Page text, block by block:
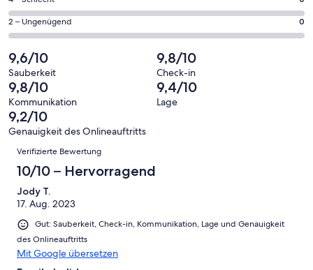
haben
eine
Bewertung
von
10
-
Hervorragend
Gästebewertungen
haben
Bewertung
von
8
-
Gut
insgesamt
15
Gästebewertungen
haben
eine
Bewertung
von
6
-
Okay
von
insgesamt
Gästebewertungen
haben
eine
Bewertung
von
4
Schlecht
0
von
insgesamt
15
Gästebewertungen
haben
eine
Bewertung
Ungenügend
2 – Ungenügend 0
9,6/10
Sauberkeit
9,8/10
Check-in
9,8/10
Kommunikation
9,4/10
Lage
9,2/10
Genauigkeit des Onlineauftritts
Bewertungen
Verifizierte Bewertung
10/10 – Hervorragend
Jody T.
17. Aug. 2023
Gut: Sauberkeit, Check-in, Kommunikation, Lage und Genauigkeit
des Onlineauftritts
Mit Google übersetzen